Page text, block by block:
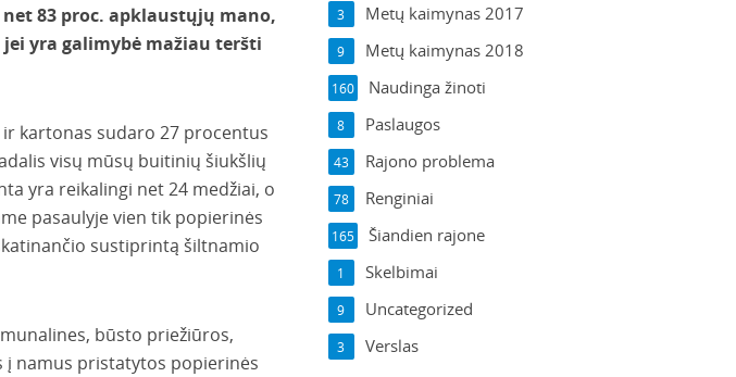
83 proc. apklaustųjų mano,
yra galimybė mažiau teršti
kartonas sudaro 27 procentus
visų mūsų buitinių šiukšlių
yra reikalingi net 24 medžiai, o
pasaulyje vien tik popierinės
sustiprintą šiltnamio
būsto priežiūros,
į namus pristatytos popierinės
Metų kaimynas 2017
3
Metų kaimynas 2018
9
Naudinga žinoti
160
Paslaugos
8
Rajono problema
43
Renginiai
78
Šiandien rajone
165
Skelbimai
1
Uncategorized
9
Verslas
3